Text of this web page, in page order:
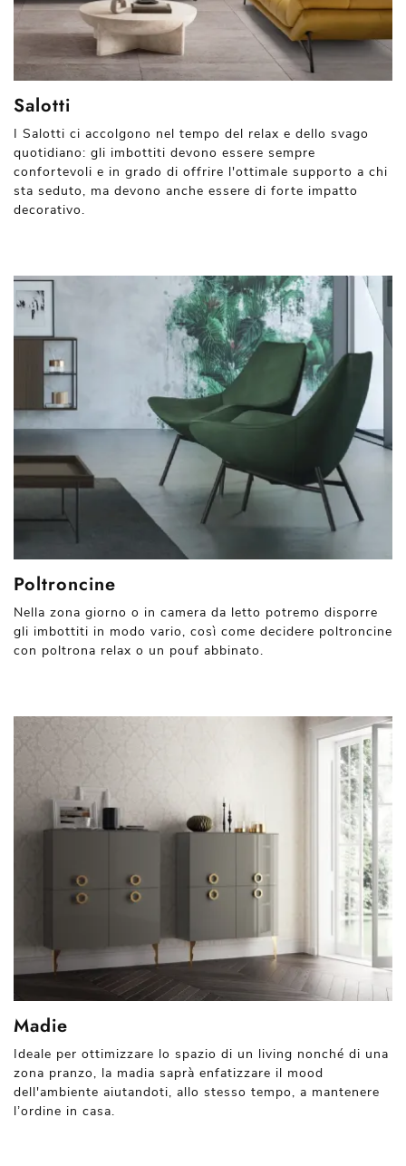
Salotti
I Salotti ci accolgono nel tempo del relax e dello svago
quotidiano: gli imbottiti devono essere sempre
confortevoli e in grado di offrire l'ottimale supporto a chi
sta seduto, ma devono anche essere di forte impatto
decorativo.
Poltroncine
Nella zona giorno o in camera da letto potremo disporre
gli imbottiti in modo vario, così come decidere poltroncine
con poltrona relax o un pouf abbinato.
Madie
Ideale per ottimizzare lo spazio di un living nonché di una
zona pranzo, la madia saprà enfatizzare il mood
dell'ambiente aiutandoti, allo stesso tempo, a mantenere
l’ordine in casa.